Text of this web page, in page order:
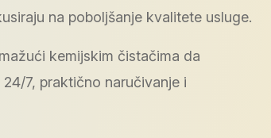
na poboljšanje kvalitete usluge.
kemijskim čistačima da
7, praktično naručivanje i